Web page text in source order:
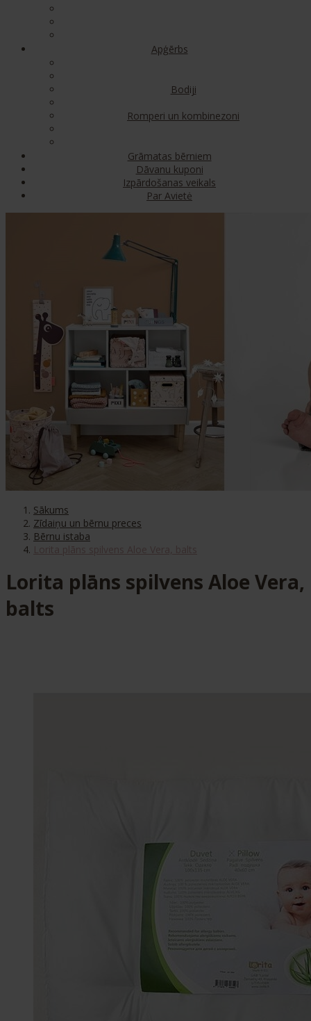
Apģērbs
Bodiji
Romperi un kombinezoni
Grāmatas bērniem
Dāvanu kuponi
Izpārdošanas veikals
Par Avietė
Sākums
Zīdaiņu un bērnu preces
Bērnu istaba
Lorita plāns spilvens Aloe Vera,
balts